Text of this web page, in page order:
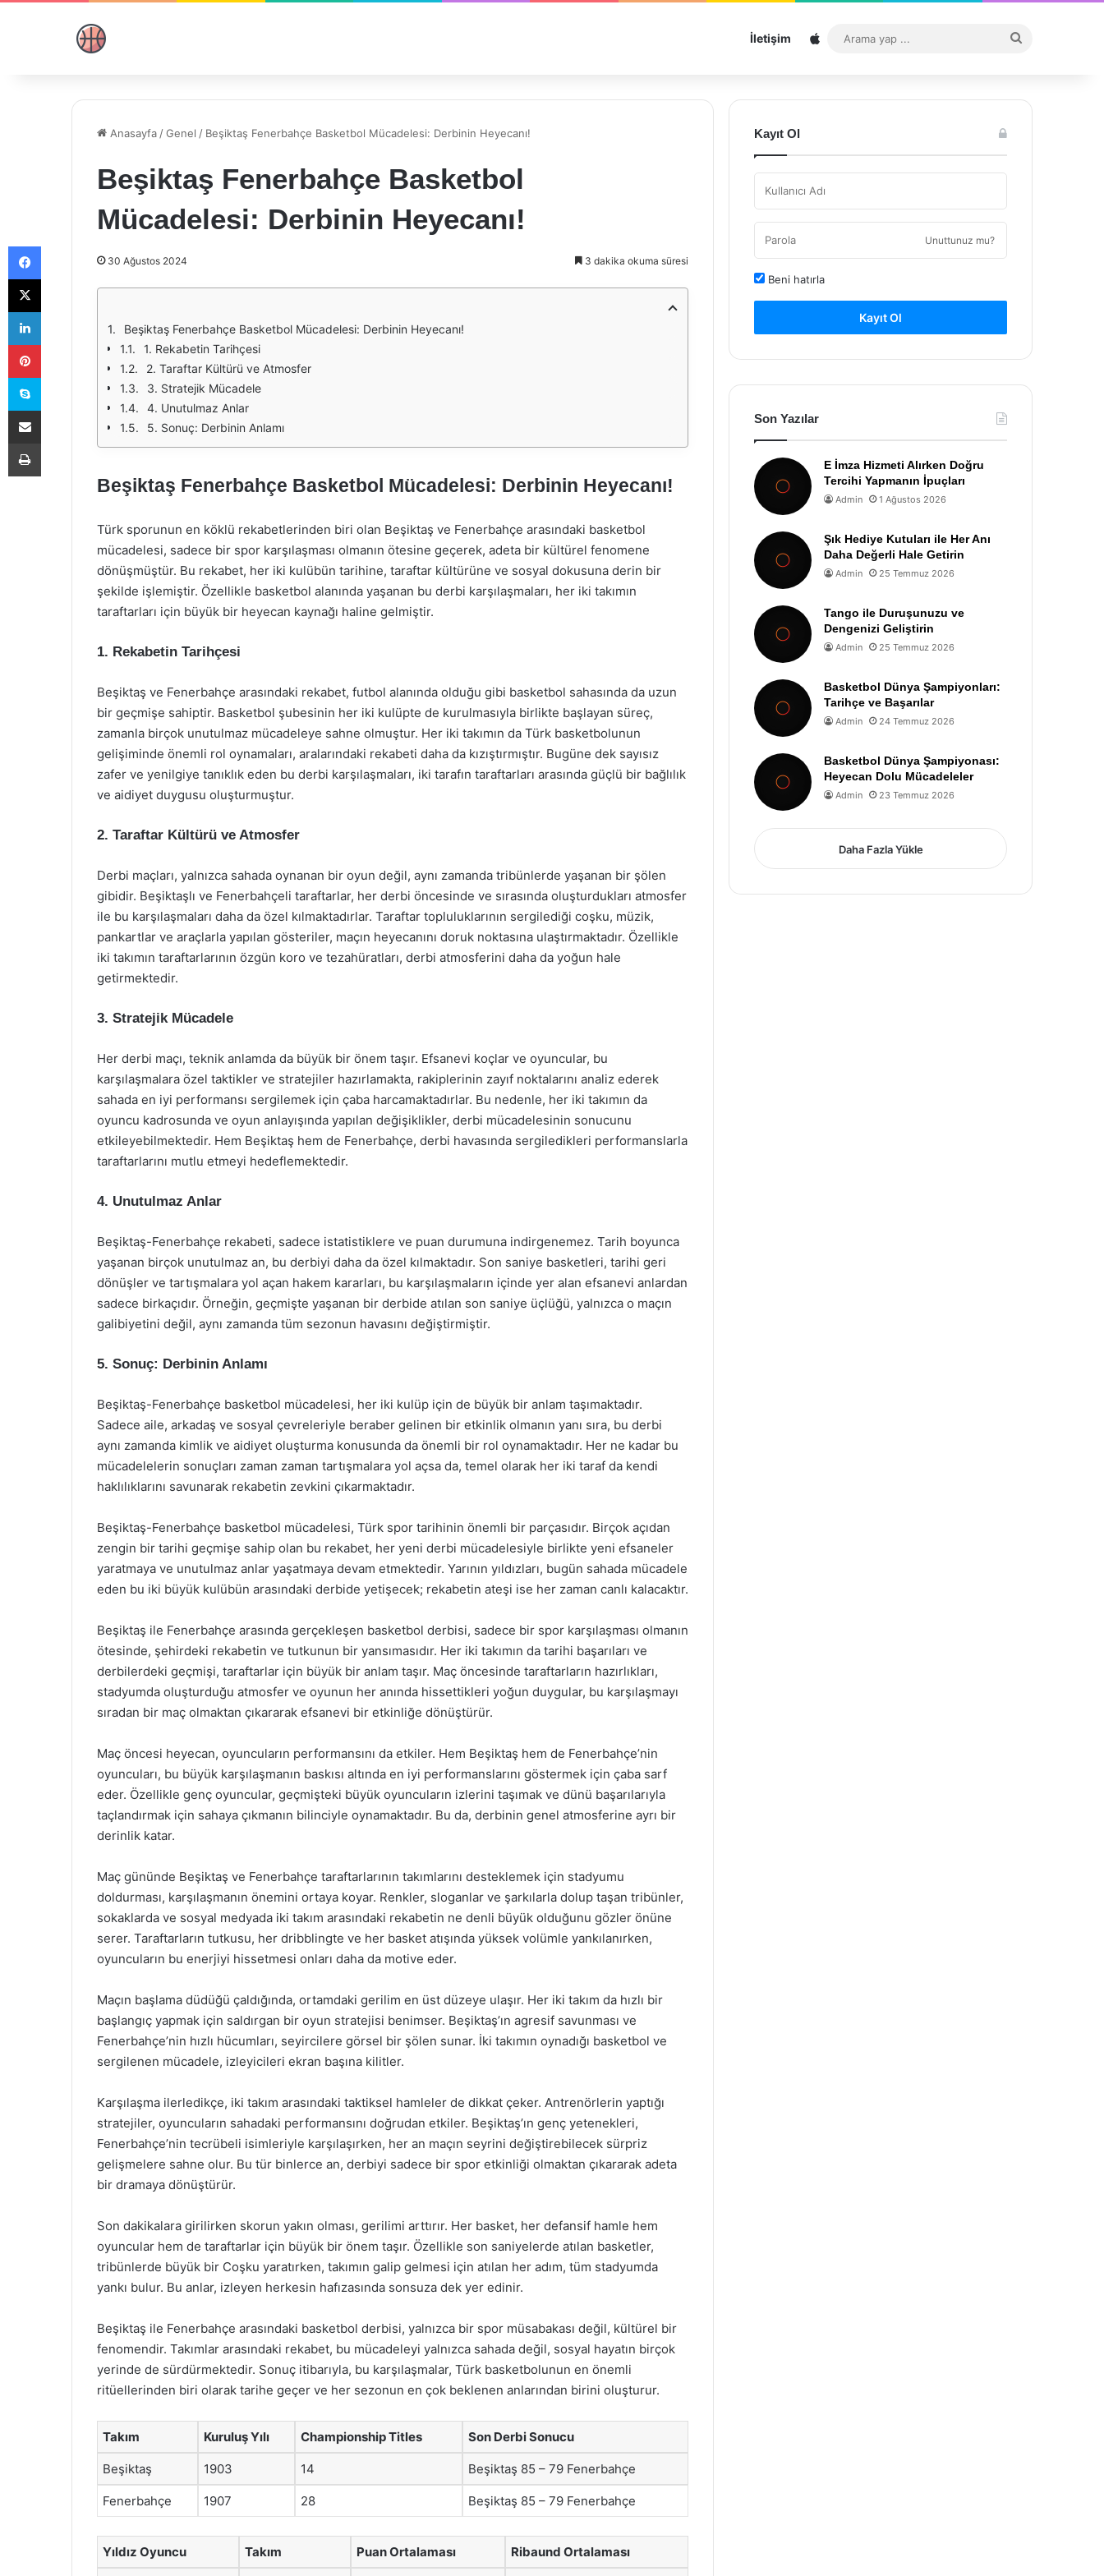
İletişim Sitemap
...
Anasayfa /Genel / Beşiktaş Fenerbahçe Basketbol Mücadelesi: Derbinin Heyecanı!
Beşiktaş Fenerbahçe Basketbol
Mücadelesi: Derbinin Heyecanı!
30 Ağustos 2024 3 dakika okuma süresi
Beşiktaş Fenerbahçe Basketbol Mücadelesi: Derbinin Heyecanı!
1. Rekabetin Tarihçesi
2. Taraftar Kültürü ve Atmosfer
3. Stratejik Mücadele
4. Unutulmaz Anlar
5. Sonuç: Derbinin Anlamı
Beşiktaş Fenerbahçe Basketbol Mücadelesi: Derbinin Heyecanı!
Türk sporunun en köklü rekabetlerinden biri olan Beşiktaş ve Fenerbahçe arasındaki basketbol
mücadelesi, sadece bir spor karşılaşması olmanın ötesine geçerek, adeta bir kültürel fenomene
dönüşmüştür. Bu rekabet, her iki kulübün tarihine, taraftar kültürüne ve sosyal dokusuna derin bir
şekilde işlemiştir. Özellikle basketbol alanında yaşanan bu derbi karşılaşmaları, her iki takımın
taraftarları için büyük bir heyecan kaynağı haline gelmiştir.
1. Rekabetin Tarihçesi
Beşiktaş ve Fenerbahçe arasındaki rekabet, futbol alanında olduğu gibi basketbol sahasında da uzun
bir geçmişe sahiptir. Basketbol şubesinin her iki kulüpte de kurulmasıyla birlikte başlayan süreç,
zamanla birçok unutulmaz mücadeleye sahne olmuştur. Her iki takımın da Türk basketbolunun
gelişiminde önemli rol oynamaları, aralarındaki rekabeti daha da kızıştırmıştır. Bugüne dek sayısız
zafer ve yenilgiye tanıklık eden bu derbi karşılaşmaları, iki tarafın taraftarları arasında güçlü bir bağlılık
ve aidiyet duygusu oluşturmuştur.
2. Taraftar Kültürü ve Atmosfer
Derbi maçları, yalnızca sahada oynanan bir oyun değil, aynı zamanda tribünlerde yaşanan bir şölen
gibidir. Beşiktaşlı ve Fenerbahçeli taraftarlar, her derbi öncesinde ve sırasında oluşturdukları atmosfer
ile bu karşılaşmaları daha da özel kılmaktadırlar. Taraftar topluluklarının sergilediği coşku, müzik,
pankartlar ve araçlarla yapılan gösteriler, maçın heyecanını doruk noktasına ulaştırmaktadır. Özellikle
iki takımın taraftarlarının özgün koro ve tezahüratları, derbi atmosferini daha da yoğun hale
getirmektedir.
3. Stratejik Mücadele
Her derbi maçı, teknik anlamda da büyük bir önem taşır. Efsanevi koçlar ve oyuncular, bu
karşılaşmalara özel taktikler ve stratejiler hazırlamakta, rakiplerinin zayıf noktalarını analiz ederek
sahada en iyi performansı sergilemek için çaba harcamaktadırlar. Bu nedenle, her iki takımın da
oyuncu kadrosunda ve oyun anlayışında yapılan değişiklikler, derbi mücadelesinin sonucunu
etkileyebilmektedir. Hem Beşiktaş hem de Fenerbahçe, derbi havasında sergiledikleri performanslarla
taraftarlarını mutlu etmeyi hedeflemektedir.
4. Unutulmaz Anlar
Beşiktaş-Fenerbahçe rekabeti, sadece istatistiklere ve puan durumuna indirgenemez. Tarih boyunca
yaşanan birçok unutulmaz an, bu derbiyi daha da özel kılmaktadır. Son saniye basketleri, tarihi geri
dönüşler ve tartışmalara yol açan hakem kararları, bu karşılaşmaların içinde yer alan efsanevi anlardan
sadece birkaçıdır. Örneğin, geçmişte yaşanan bir derbide atılan son saniye üçlüğü, yalnızca o maçın
galibiyetini değil, aynı zamanda tüm sezonun havasını değiştirmiştir.
5. Sonuç: Derbinin Anlamı
Beşiktaş-Fenerbahçe basketbol mücadelesi, her iki kulüp için de büyük bir anlam taşımaktadır.
Sadece aile, arkadaş ve sosyal çevreleriyle beraber gelinen bir etkinlik olmanın yanı sıra, bu derbi
aynı zamanda kimlik ve aidiyet oluşturma konusunda da önemli bir rol oynamaktadır. Her ne kadar bu
mücadelelerin sonuçları zaman zaman tartışmalara yol açsa da, temel olarak her iki taraf da kendi
haklılıklarını savunarak rekabetin zevkini çıkarmaktadır.
Beşiktaş-Fenerbahçe basketbol mücadelesi, Türk spor tarihinin önemli bir parçasıdır. Birçok açıdan
zengin bir tarihi geçmişe sahip olan bu rekabet, her yeni derbi mücadelesiyle birlikte yeni efsaneler
yaratmaya ve unutulmaz anlar yaşatmaya devam etmektedir. Yarının yıldızları, bugün sahada mücadele
eden bu iki büyük kulübün arasındaki derbide yetişecek; rekabetin ateşi ise her zaman canlı kalacaktır.
Beşiktaş ile Fenerbahçe arasında gerçekleşen basketbol derbisi, sadece bir spor karşılaşması olmanın
ötesinde, şehirdeki rekabetin ve tutkunun bir yansımasıdır. Her iki takımın da tarihi başarıları ve
derbilerdeki geçmişi, taraftarlar için büyük bir anlam taşır. Maç öncesinde taraftarların hazırlıkları,
stadyumda oluşturduğu atmosfer ve oyunun her anında hissettikleri yoğun duygular, bu karşılaşmayı
sıradan bir maç olmaktan çıkararak efsanevi bir etkinliğe dönüştürür.
Maç öncesi heyecan, oyuncuların performansını da etkiler. Hem Beşiktaş hem de Fenerbahçe’nin
oyuncuları, bu büyük karşılaşmanın baskısı altında en iyi performanslarını göstermek için çaba sarf
eder. Özellikle genç oyuncular, geçmişteki büyük oyuncuların izlerini taşımak ve dünü başarılarıyla
taçlandırmak için sahaya çıkmanın bilinciyle oynamaktadır. Bu da, derbinin genel atmosferine ayrı bir
derinlik katar.
Maç gününde Beşiktaş ve Fenerbahçe taraftarlarının takımlarını desteklemek için stadyumu
doldurması, karşılaşmanın önemini ortaya koyar. Renkler, sloganlar ve şarkılarla dolup taşan tribünler,
sokaklarda ve sosyal medyada iki takım arasındaki rekabetin ne denli büyük olduğunu gözler önüne
serer. Taraftarların tutkusu, her dribblingte ve her basket atışında yüksek volümle yankılanırken,
oyuncuların bu enerjiyi hissetmesi onları daha da motive eder.
Maçın başlama düdüğü çaldığında, ortamdaki gerilim en üst düzeye ulaşır. Her iki takım da hızlı bir
başlangıç yapmak için saldırgan bir oyun stratejisi benimser. Beşiktaş’ın agresif savunması ve
Fenerbahçe’nin hızlı hücumları, seyircilere görsel bir şölen sunar. İki takımın oynadığı basketbol ve
sergilenen mücadele, izleyicileri ekran başına kilitler.
Karşılaşma ilerledikçe, iki takım arasındaki taktiksel hamleler de dikkat çeker. Antrenörlerin yaptığı
stratejiler, oyuncuların sahadaki performansını doğrudan etkiler. Beşiktaş’ın genç yetenekleri,
Fenerbahçe’nin tecrübeli isimleriyle karşılaşırken, her an maçın seyrini değiştirebilecek sürpriz
gelişmelere sahne olur. Bu tür binlerce an, derbiyi sadece bir spor etkinliği olmaktan çıkararak adeta
bir dramaya dönüştürür.
Son dakikalara girilirken skorun yakın olması, gerilimi arttırır. Her basket, her defansif hamle hem
oyuncular hem de taraftarlar için büyük bir önem taşır. Özellikle son saniyelerde atılan basketler,
tribünlerde büyük bir Coşku yaratırken, takımın galip gelmesi için atılan her adım, tüm stadyumda
yankı bulur. Bu anlar, izleyen herkesin hafızasında sonsuza dek yer edinir.
Beşiktaş ile Fenerbahçe arasındaki basketbol derbisi, yalnızca bir spor müsabakası değil, kültürel bir
fenomendir. Takımlar arasındaki rekabet, bu mücadeleyi yalnızca sahada değil, sosyal hayatın birçok
yerinde de sürdürmektedir. Sonuç itibarıyla, bu karşılaşmalar, Türk basketbolunun en önemli
ritüellerinden biri olarak tarihe geçer ve her sezonun en çok beklenen anlarından birini oluşturur.
Takım Kuruluş Yılı Championship Titles Son Derbi Sonucu
Beşiktaş 1903 14 Beşiktaş 85 – 79 Fenerbahçe
Fenerbahçe 1907 28 Beşiktaş 85 – 79 Fenerbahçe
Yıldız Oyuncu Takım Puan Ortalaması Ribaund Ortalaması
Kayıt Ol
Unuttunuz mu?
Beni hatırla
Kayıt Ol
Son Yazılar
E İmza Hizmeti Alırken Doğru
Tercihi Yapmanın İpuçları
Admin 1 Ağustos 2026
Şık Hediye Kutuları ile Her Anı
Daha Değerli Hale Getirin
Admin 25 Temmuz 2026
Tango ile Duruşunuzu ve
Dengenizi Geliştirin
Admin 25 Temmuz 2026
Basketbol Dünya Şampiyonları:
Tarihçe ve Başarılar
Admin 24 Temmuz 2026
Basketbol Dünya Şampiyonası:
Heyecan Dolu Mücadeleler
Admin 23 Temmuz 2026
Daha Fazla Yükle
Facebook
X
LinkedIn
Pinterest
Skype
E-Posta ile paylaş